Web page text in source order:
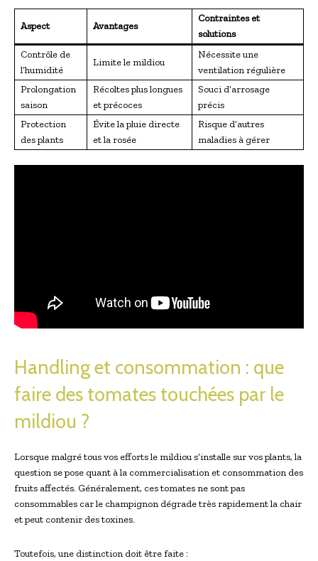
Aspect Avantages
Contraintes et
solutions
Contrôle de
l’humidité
Limite le mildiou
Nécessite une
ventilation régulière
Prolongation
saison
Récoltes plus longues
et précoces
Souci d’arrosage
précis
Protection
des plants
Évite la pluie directe
et la rosée
Risque d’autres
maladies à gérer
Handling et consommation : que
faire des tomates touchées par le
mildiou ?
Lorsque malgré tous vos efforts le mildiou s’installe sur vos plants, la
question se pose quant à la commercialisation et consommation des
fruits affectés. Généralement, ces tomates ne sont pas
consommables car le champignon dégrade très rapidement la chair
et peut contenir des toxines.
Toutefois, une distinction doit être faite :